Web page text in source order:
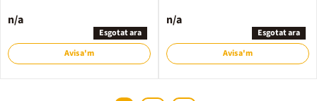
n/a
Esgotat ara
Avisa'm
n/a
Esgotat ara
Avisa'm